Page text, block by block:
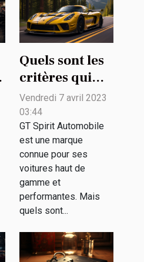
Quels sont les
critères qui
déterminent
un bon
véhicule GT
Spirit
Automobile ?
Vendredi 7 avril 2023
03:44
GT Spirit Automobile
est une marque
connue pour ses
voitures haut de
gamme et
performantes. Mais
quels sont...